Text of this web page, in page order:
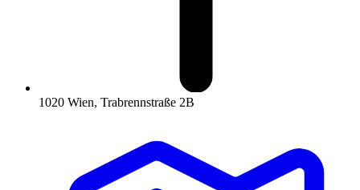
1020 Wien, Trabrennstraße 2B